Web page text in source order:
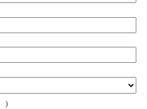
)